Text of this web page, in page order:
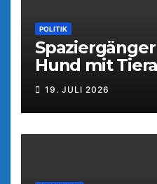
POLITIK
Hund mit
19. JULI 2026